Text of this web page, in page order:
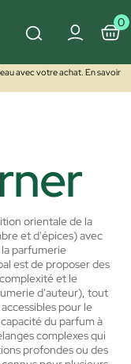
0
avec votre achat. En savoir
orientale de la
et d'épices) avec
parfumerie
est de proposer des
et le
d'auteur), tout
pour le
du parfum à
complexes qui
profondes ou des